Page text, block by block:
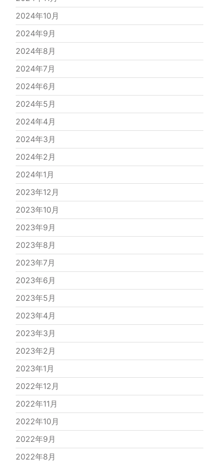
2024年10月
2024年9月
2024年8月
2024年7月
2024年6月
2024年5月
2024年4月
2024年3月
2024年2月
2024年1月
2023年12月
2023年10月
2023年9月
2023年8月
2023年7月
2023年6月
2023年5月
2023年4月
2023年3月
2023年2月
2023年1月
2022年12月
2022年11月
2022年10月
2022年9月
2022年8月